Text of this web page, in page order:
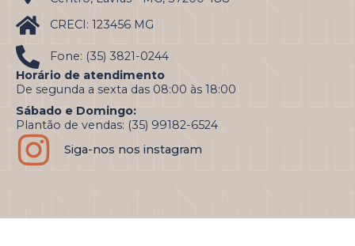
CRECI: 123456 MG
Fone: (35) 3821-0244
Horário de atendimento
De segunda a sexta das 08:00 às 18:00
Sábado e Domingo:
Plantão de vendas: (35) 99182-6524
Siga-nos nos instagram